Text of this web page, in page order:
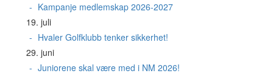
Kampanje medlemskap 2026-2027
19. juli
Hvaler Golfklubb tenker sikkerhet!
29. juni
Juniorene skal være med i NM 2026!